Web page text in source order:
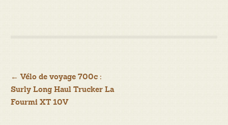
Navigation
de
← Vélo de voyage 700c :
Surly Long Haul Trucker La
Fourmi XT 10V